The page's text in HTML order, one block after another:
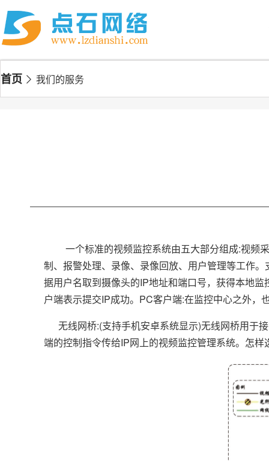
首页 我们的服务
一个标准的视频监控系统由五大部分组成:视频
制、报警处理、录像、录像回放、用户管理等工作
据用户名取到摄像头的IP地址和端口号，获得本地
户端表示提交IP成功。PC客户端:在监控中心之外，
无线网桥:(支持手机安卓系统显示)无线网桥用于
端的控制指令传给IP网上的视频监控管理系统。怎样